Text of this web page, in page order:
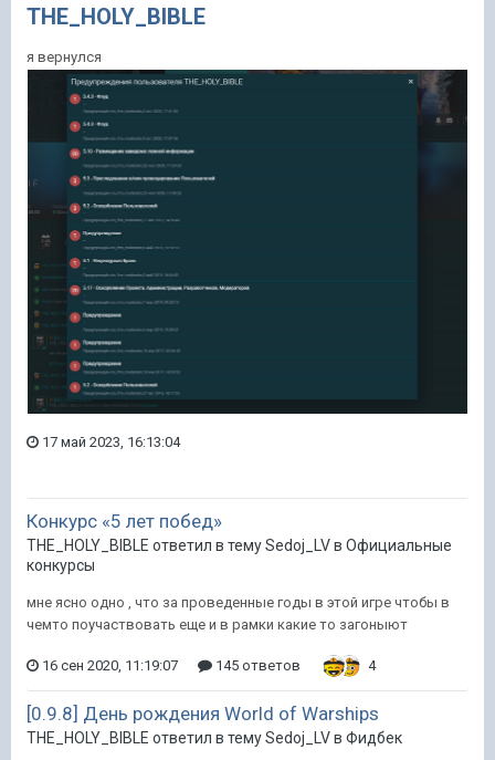
THE_HOLY_BIBLE
я вернулся
17 май 2023, 16:13:04
Конкурс «5 лет побед»
THE_HOLY_BIBLE ответил в тему Sedoj_LV в Официальные
конкурсы
мне ясно одно , что за проведенные годы в этой игре чтобы в
чемто поучаствовать еще и в рамки какие то загоныют
16 сен 2020, 11:19:07 145 ответов 4
[0.9.8] День рождения World of Warships
THE_HOLY_BIBLE ответил в тему Sedoj_LV в Фидбек